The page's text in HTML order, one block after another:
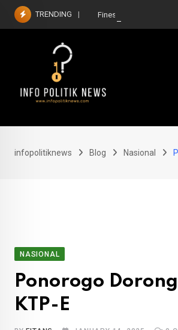
Skip
TRENDING Finest Websites to have
infopolitiknews Blog Nasional
NASIONAL
Ponorogo
KTP-E